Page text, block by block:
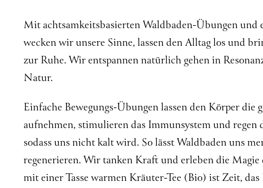
Mit achtsamkeitsbasierten Waldbaden-Übungen
wecken wir unsere Sinne, lassen den Alltag los und
zur Ruhe. Wir entspannen natürlich gehen in
Natur.
Einfache Bewegungs-Übungen lassen den Körper die
aufnehmen, stimulieren das Immunsystem und regen
sodass uns nicht kalt wird. So lässt Waldbaden uns
regenerieren. Wir tanken Kraft und erleben die Magie
mit einer Tasse warmen Kräuter-Tee (Bio) ist Zeit,